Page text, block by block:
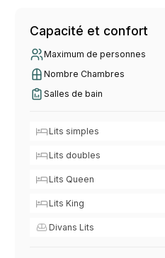
Capacité et confort
Maximum de personnes
Nombre Chambres
Salles de bain
Lits simples
Lits doubles
Lits Queen
Lits King
Divans Lits